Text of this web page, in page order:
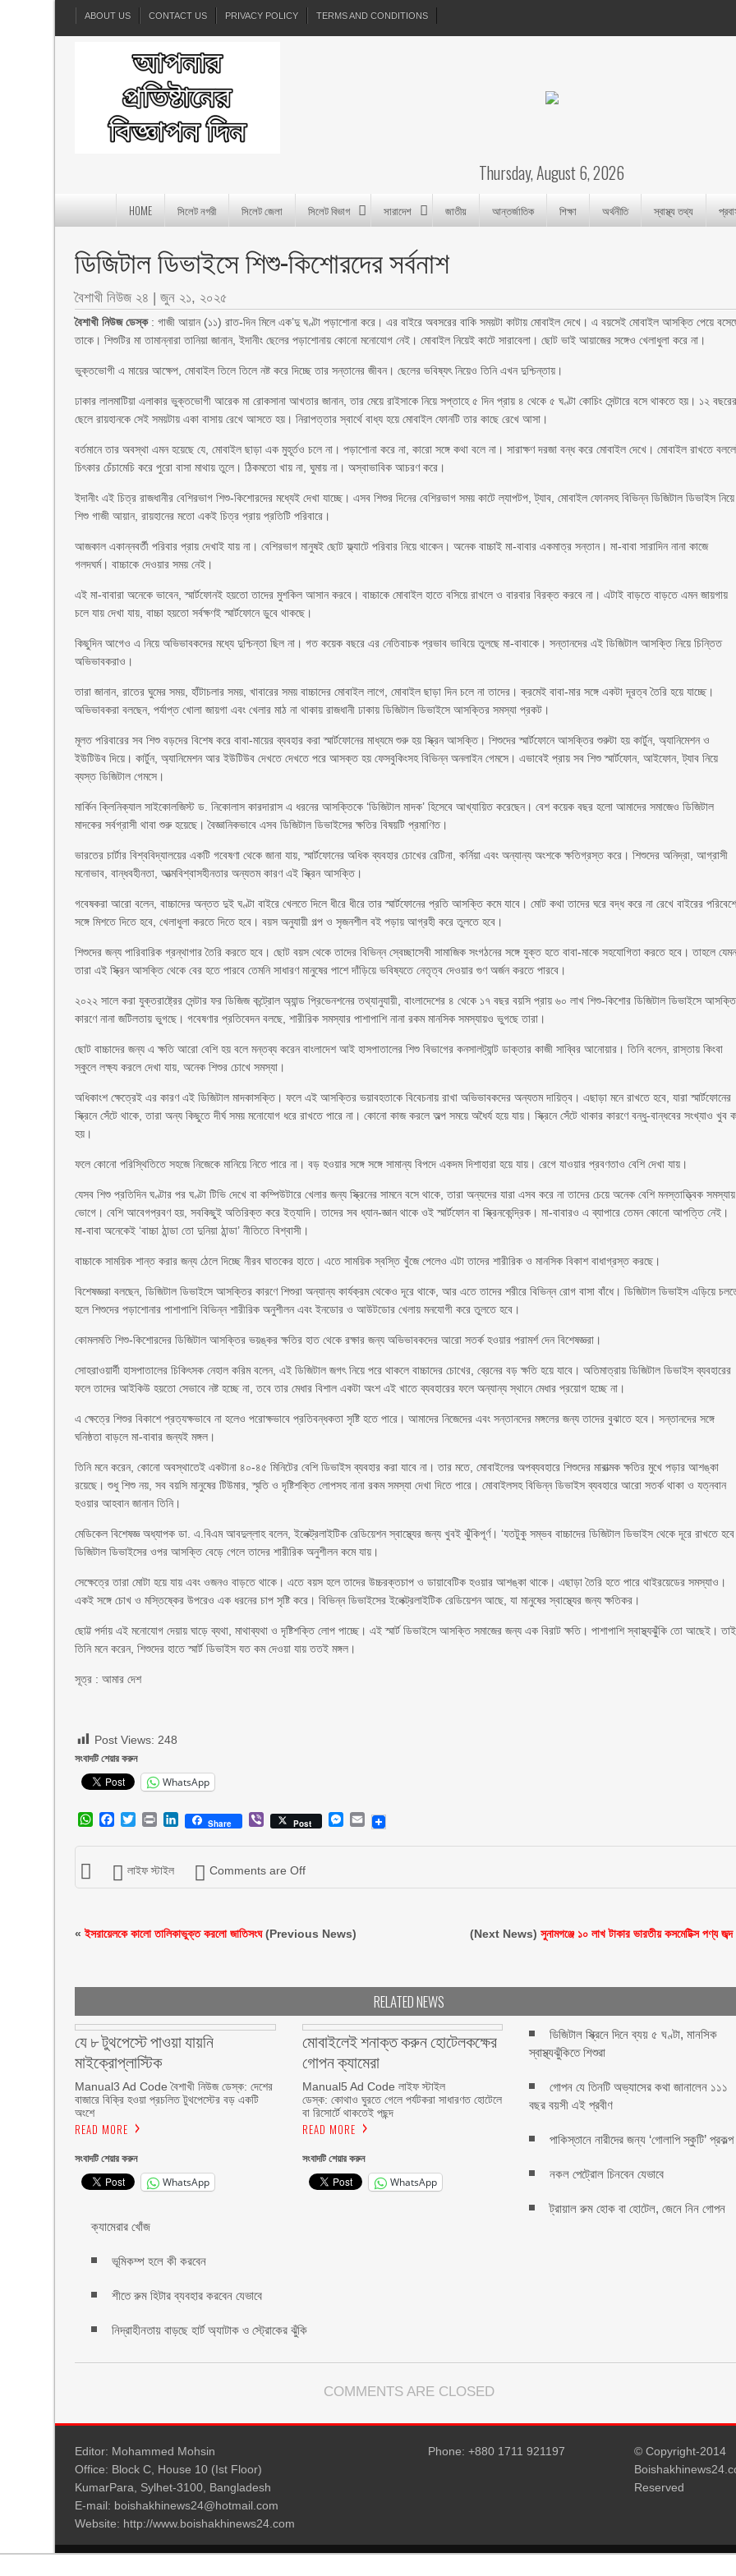
ABOUT US CONTACT US PRIVACY POLICY TERMS AND CONDITIONS
Thursday, August 6, 2026
HOME সিলেট নগরী সিলেট জেলা সিলেট বিভাগ সারাদেশ জাতীয় আন্তর্জাতিক শিক্ষা অর্থনীতি স্বাস্থ্য তথ্য
ডিজিটাল ডিভাইসে শিশু-কিশোরদের সর্বনাশ
বৈশাখী নিউজ ২৪ |জুন ২১, ২০২৫
বৈশাখী নিউজ ডেস্ক: গাজী আয়ান (১১) রাত-দিন মিলে এক’দু ঘণ্টা পড়াশোনা করে। এর বাইরে অবসরের বাকি সময়টা কাটায় মোবাইল দেখে। এ বয়সেই মোবাইল আসক্তি পেয়ে
তাকে। শিশুটির মা তামান্নারা তানিয়া জানান, ইদানীং ছেলের পড়াশোনায় কোনো মনোযোগ নেই। মোবাইল নিয়েই কাটে সারাবেলা। ছোট ভাই আয়াজের সঙ্গেও খেলাধুলা করে না।
ভুক্তভোগী এ মায়ের আক্ষেপ, মোবাইল তিলে তিলে নষ্ট করে দিচ্ছে তার সন্তানের জীবন। ছেলের ভবিষ্যৎ নিয়েও তিনি এখন দুশ্চিন্তায়।
ঢাকার লালমাটিয়া এলাকার ভুক্তভোগী আরেক মা রোকসানা আখতার জানান, তার মেয়ে রাইসাকে নিয়ে সপ্তাহে ৫ দিন প্রায় ৪ থেকে ৫ ঘণ্টা কোচিং সেন্টারে বসে থাকতে হয়। ১২
ছেলে রায়হানকে সেই সময়টায় একা বাসায় রেখে আসতে হয়। নিরাপত্তার স্বার্থে বাধ্য হয়ে মোবাইল ফোনটি তার কাছে রেখে আসা।
বর্তমানে তার অবস্থা এমন হয়েছে যে, মোবাইল ছাড়া এক মুহূর্তও চলে না। পড়াশোনা করে না, কারো সঙ্গে কথা বলে না। সারাক্ষণ দরজা বন্ধ করে মোবাইল দেখে। মোবাইল রাখতে
চিৎকার চেঁচামেচি করে পুরো বাসা মাথায় তুলে। ঠিকমতো খায় না, ঘুমায় না। অস্বাভাবিক আচরণ করে।
ইদানীং এই চিত্র রাজধানীর বেশিরভাগ শিশু-কিশোরদের মধ্যেই দেখা যাচ্ছে। এসব শিশুর দিনের বেশিরভাগ সময় কাটে ল্যাপটপ, ট্যাব, মোবাইল ফোনসহ বিভিন্ন ডিজিটাল ডিভাইস
শিশু গাজী আয়ান, রায়হানের মতো একই চিত্র প্রায় প্রতিটি পরিবারে।
আজকাল একান্নবর্তী পরিবার প্রায় দেখাই যায় না। বেশিরভাগ মানুষই ছোট ফ্ল্যাটে পরিবার নিয়ে থাকেন। অনেক বাচ্চাই মা-বাবার একমাত্র সন্তান। মা-বাবা সারাদিন নানা কাজে
গলদঘর্ম। বাচ্চাকে দেওয়ার সময় নেই।
এই মা-বাবারা অনেকে ভাবেন, স্মার্টফোনই হয়তো তাদের মুশকিল আসান করবে। বাচ্চাকে মোবাইল হাতে বসিয়ে রাখলে ও বারবার বিরক্ত করবে না। এটাই বাড়তে বাড়তে এমন জায়গায়
চলে যায় দেখা যায়, বাচ্চা হয়তো সর্বক্ষণই স্মার্টফোনে ডুবে থাকছে।
কিছুদিন আগেও এ নিয়ে অভিভাবকদের মধ্যে দুশ্চিন্তা ছিল না। গত কয়েক বছরে এর নেতিবাচক প্রভাব ভাবিয়ে তুলছে মা-বাবাকে। সন্তানদের এই ডিজিটাল আসক্তি নিয়ে চিন্তিত
অভিভাবকরাও।
তারা জানান, রাতের ঘুমের সময়, হাঁটাচলার সময়, খাবারের সময় বাচ্চাদের মোবাইল লাগে, মোবাইল ছাড়া দিন চলে না তাদের। ক্রমেই বাবা-মার সঙ্গে একটা দূরত্ব তৈরি হয়ে যাচ্ছে।
অভিভাবকরা বলছেন, পর্যাপ্ত খোলা জায়গা এবং খেলার মাঠ না থাকায় রাজধানী ঢাকায় ডিজিটাল ডিভাইসে আসক্তির সমস্যা প্রকট।
মূলত পরিবারের সব শিশু বড়দের বিশেষ করে বাবা-মায়ের ব্যবহার করা স্মার্টফোনের মাধ্যমে শুরু হয় স্ক্রিন আসক্তি। শিশুদের স্মার্টফোনে আসক্তির শুরুটা হয় কার্টুন, অ্যানিমেশন ও
ইউটিউব দিয়ে। কার্টুন, অ্যানিমেশন আর ইউটিউব দেখতে দেখতে পরে আসক্ত হয় ফেসবুকিংসহ বিভিন্ন অনলাইন গেমসে। এভাবেই প্রায় সব শিশু স্মার্টফোন, আইফোন, ট্যাব নিয়ে
ব্যস্ত ডিজিটাল গেমসে।
মার্কিন ক্লিনিক্যাল সাইকোলজিস্ট ড. নিকোলাস কারদারাস এ ধরনের আসক্তিকে ‘ডিজিটাল মাদক’ হিসেবে আখ্যায়িত করেছেন। বেশ কয়েক বছর হলো আমাদের সমাজেও ডিজিটাল
মাদকের সর্বগ্রাসী থাবা শুরু হয়েছে। বৈজ্ঞানিকভাবে এসব ডিজিটাল ডিভাইসের ক্ষতির বিষয়টি প্রমাণিত।
ভারতের চার্টার বিশ্ববিদ্যালয়ের একটি গবেষণা থেকে জানা যায়, স্মার্টফোনের অধিক ব্যবহার চোখের রেটিনা, কর্নিয়া এবং অন্যান্য অংশকে ক্ষতিগ্রস্ত করে। শিশুদের অনিদ্রা, আগ্রাসী
মনোভাব, বান্ধবহীনতা, আত্মবিশ্বাসহীনতার অন্যতম কারণ এই স্ক্রিন আসক্তি।
গবেষকরা আরো বলেন, বাচ্চাদের অন্তত দুই ঘণ্টা বাইরে খেলতে দিলে ধীরে ধীরে তার স্মার্টফোনের প্রতি আসক্তি কমে যাবে। মোট কথা তাদের ঘরে বদ্ধ করে না রেখে বাইরের
সঙ্গে মিশতে দিতে হবে, খেলাধুলা করতে দিতে হবে। বয়স অনুযায়ী গল্প ও সৃজনশীল বই পড়ায় আগ্রহী করে তুলতে হবে।
শিশুদের জন্য পারিবারিক গ্রন্থাগার তৈরি করতে হবে। ছোট বয়স থেকে তাদের বিভিন্ন স্বেচ্ছাসেবী সামাজিক সংগঠনের সঙ্গে যুক্ত হতে বাবা-মাকে সহযোগিতা করতে হবে। তাহলে
তারা এই স্ক্রিন আসক্তি থেকে বের হতে পারবে তেমনি সাধারণ মানুষের পাশে দাঁড়িয়ে ভবিষ্যতে নেতৃত্ব দেওয়ার গুণ অর্জন করতে পারবে।
২০২২ সালে করা যুক্তরাষ্ট্রের সেন্টার ফর ডিজিজ কন্ট্রোল অ্যান্ড প্রিভেনশনের তথ্যানুযায়ী, বাংলাদেশের ৪ থেকে ১৭ বছর বয়সি প্রায় ৬০ লাখ শিশু-কিশোর ডিজিটাল ডিভাইসে
কারণে নানা জটিলতায় ভুগছে। গবেষণার প্রতিবেদন বলছে, শারীরিক সমস্যার পাশাপাশি নানা রকম মানসিক সমস্যায়ও ভুগছে তারা।
ছোট বাচ্চাদের জন্য এ ক্ষতি আরো বেশি হয় বলে মন্তব্য করেন বাংলাদেশ আই হাসপাতালের শিশু বিভাগের কনসালট্যান্ট ডাক্তার কাজী সাব্বির আনোয়ার। তিনি বলেন, রাস্তায় কিংবা
স্কুলে লক্ষ্য করলে দেখা যায়, অনেক শিশুর চোখে সমস্যা।
অধিকাংশ ক্ষেত্রেই এর কারণ এই ডিজিটাল মাদকাসক্তি। ফলে এই আসক্তির ভয়াবহতাকে বিবেচনায় রাখা অভিভাবকদের অন্যতম দায়িত্ব। এছাড়া মনে রাখতে হবে, যারা স্মার্টফোনের
স্ক্রিনে সেঁটে থাকে, তারা অন্য কিছুতে দীর্ঘ সময় মনোযোগ ধরে রাখতে পারে না। কোনো কাজ করলে অল্প সময়ে অধৈর্য হয়ে যায়। স্ক্রিনে সেঁটে থাকার কারণে বন্ধু-বান্ধবের সংখ্যাও খুব
হয়।
ফলে কোনো পরিস্থিতিতে সহজে নিজেকে মানিয়ে নিতে পারে না। বড় হওয়ার সঙ্গে সঙ্গে সামান্য বিপদে একদম দিশাহারা হয়ে যায়। রেগে যাওয়ার প্রবণতাও বেশি দেখা যায়।
যেসব শিশু প্রতিদিন ঘণ্টার পর ঘণ্টা টিভি দেখে বা কম্পিউটারে খেলার জন্য স্ক্রিনের সামনে বসে থাকে, তারা অন্যদের যারা এসব করে না তাদের চেয়ে অনেক বেশি মনস্তাত্ত্বিক সমস্যায়
ভোগে। বেশি আবেগপ্রবণ হয়, সবকিছুই অতিরিক্ত করে ইত্যাদি। তাদের সব ধ্যান-জ্ঞান থাকে ওই স্মার্টফোন বা স্ক্রিনকেন্দ্রিক। মা-বাবারও এ ব্যাপারে তেমন কোনো আপত্তি নেই।
মা-বাবা অনেকেই ‘বাচ্চা ঠান্ডা তো দুনিয়া ঠান্ডা’ নীতিতে বিশ্বাসী।
বাচ্চাকে সাময়িক শান্ত করার জন্য ঠেলে দিচ্ছে নীরব ঘাতকের হাতে। এতে সাময়িক স্বস্তি খুঁজে পেলেও এটা তাদের শারীরিক ও মানসিক বিকাশ বাধাগ্রস্ত করছে।
বিশেষজ্ঞরা বলছেন, ডিজিটাল ডিভাইসে আসক্তির কারণে শিশুরা অন্যান্য কার্যক্রম থেকেও দূরে থাকে, আর এতে তাদের শরীরে বিভিন্ন রোগ বাসা বাঁধে। ডিজিটাল ডিভাইস এড়িয়ে
হলে শিশুদের পড়াশোনার পাশাপাশি বিভিন্ন শারীরিক অনুশীলন এবং ইনডোর ও আউটডোর খেলায় মনযোগী করে তুলতে হবে।
কোমলমতি শিশু-কিশোরদের ডিজিটাল আসক্তির ভয়ঙ্কর ক্ষতির হাত থেকে রক্ষার জন্য অভিভাবকদের আরো সতর্ক হওয়ার পরামর্শ দেন বিশেষজ্ঞরা।
সোহরাওয়ার্দী হাসপাতালের চিকিৎসক নেহাল করিম বলেন, এই ডিজিটাল জগৎ নিয়ে পরে থাকলে বাচ্চাদের চোখের, ব্রেনের বড় ক্ষতি হয়ে যাবে। অতিমাত্রায় ডিজিটাল ডিভাইস ব্যবহারের
ফলে তাদের আইকিউ হয়তো সেভাবে নষ্ট হচ্ছে না, তবে তার মেধার বিশাল একটা অংশ এই খাতে ব্যবহারের ফলে অন্যান্য স্থানে মেধার প্রয়োগ হচ্ছে না।
এ ক্ষেত্রে শিশুর বিকাশে প্রত্যক্ষভাবে না হলেও পরোক্ষভাবে প্রতিবন্ধকতা সৃষ্টি হতে পারে। আমাদের নিজেদের এবং সন্তানদের মঙ্গলের জন্য তাদের বুঝাতে হবে। সন্তানদের সঙ্গে
ঘনিষ্ঠতা বাড়লে মা-বাবার জন্যই মঙ্গল।
তিনি মনে করেন, কোনো অবস্থাতেই একটানা ৪০-৪৫ মিনিটের বেশি ডিভাইস ব্যবহার করা যাবে না। তার মতে, মোবাইলের অপব্যবহারে শিশুদের মারাত্মক ক্ষতির মুখে পড়ার আশঙ্কা
রয়েছে। শুধু শিশু নয়, সব বয়সি মানুষের টিউমার, স্মৃতি ও দৃষ্টিশক্তি লোপসহ নানা রকম সমস্যা দেখা দিতে পারে। মোবাইলসহ বিভিন্ন ডিভাইস ব্যবহারে আরো সতর্ক থাকা ও যত্নবান
হওয়ার আহবান জানান তিনি।
মেডিকেল বিশেষজ্ঞ অধ্যাপক ডা. এ.বিএম আবদুল্লাহ বলেন, ইলেক্ট্রলাইটিক রেডিয়েশন স্বাস্থ্যের জন্য খুবই ঝুঁকিপূর্ণ। ‘যতটুকু সম্ভব বাচ্চাদের ডিজিটাল ডিভাইস থেকে দূরে রাখতে
ডিজিটাল ডিভাইসের ওপর আসক্তি বেড়ে গেলে তাদের শারীরিক অনুশীলন কমে যায়।
সেক্ষেত্রে তারা মোটা হয়ে যায় এবং ওজনও বাড়তে থাকে। এতে বয়স হলে তাদের উচ্চরক্তচাপ ও ডায়াবেটিক হওয়ার আশঙ্কা থাকে। এছাড়া তৈরি হতে পারে থাইরয়েডের সমস্যাও।
একই সঙ্গে চোখ ও মস্তিষ্কের উপরেও এক ধরনের চাপ সৃষ্টি করে। ‍বিভিন্ন ডিভাইসের ইলেক্ট্রলাইটিক রেডিয়েশন আছে, যা মানুষের স্বাস্থ্যের জন্য ক্ষতিকর।
ছোট্ট পর্দায় এই মনোযোগ দেয়ায় ঘাড়ে ব্যথা, মাথাব্যথা ও দৃষ্টিশক্তি লোপ পাচ্ছে। এই স্মার্ট ডিভাইসে আসক্তি সমাজের জন্য এক বিরাট ক্ষতি। পাশাপাশি স্বাস্থ্যঝুঁকি তো আছেই। তাই
তিনি মনে করেন, শিশুদের হাতে স্মার্ট ডিভাইস যত কম দেওয়া যায় ততই মঙ্গল।
সূত্র : আমার দেশ
Post Views: 248
সংবাদটি শেয়ার করুন
WhatsApp
WhatsApp
Facebook
Twitter
Print LinkedIn
Share ViberPost Messenger
Email
লাইফ স্টাইল Comments are Off
«ইসরায়েলকে কালো তালিকাভুক্ত করলো জাতিসংঘ(Previous News) (Next News)সুনামগঞ্জে ১০ লাখ টাকার ভারতীয় কসমেটিক্স পণ্য জব্দ
RELATED NEWS
যে ৮ টুথপেস্টে পাওয়া যায়নি
মাইক্রোপ্লাস্টিক
Manual3 Ad Code বৈশাখী নিউজ ডেস্ক: দেশের
বাজারে বিক্রি হওয়া প্রচলিত টুথপেস্টের বড় একটি
অংশে
READ MORE
সংবাদটি শেয়ার করুন
WhatsApp
মোবাইলেই শনাক্ত করুন হোটেলকক্ষের
গোপন ক্যামেরা
Manual5 Ad Code লাইফ স্টাইল
ডেস্ক: কোথাও ঘুরতে গেলে পর্যটকরা সাধারণত হোটেলে
বা রিসোর্টে থাকতেই পছন্দ
READ MORE
সংবাদটি শেয়ার করুন
WhatsApp
ডিজিটাল স্ক্রিনে দিনে ব্যয় ৫ ঘণ্টা, মানসিক
স্বাস্থ্যঝুঁকিতে শিশুরা
গোপন যে তিনটি অভ্যাসের কথা জানালেন ১১১
বছর বয়সী এই প্রবীণ
পাকিস্তানে নারীদের জন্য ‘গোলাপি স্কুটি’ প্রকল্প
নকল পেট্রোল চিনবেন যেভাবে
ট্রায়াল রুম হোক বা হোটেল, জেনে নিন গোপন
ক্যামেরার খোঁজ
ভূমিকম্প হলে কী করবেন
শীতে রুম হিটার ব্যবহার করবেন যেভাবে
নিদ্রাহীনতায় বাড়ছে হার্ট অ্যাটাক ও স্ট্রোকের ঝুঁকি
COMMENTS ARE CLOSED
Editor: Mohammed Mohsin
Office: Block C, House 10 (Ist Floor)
KumarPara, Sylhet-3100, Bangladesh
E-mail: boishakhinews24@hotmail.com
Website: http://www.boishakhinews24.com
Phone: +880 1711 921197
© Copyright-2014
Reserved